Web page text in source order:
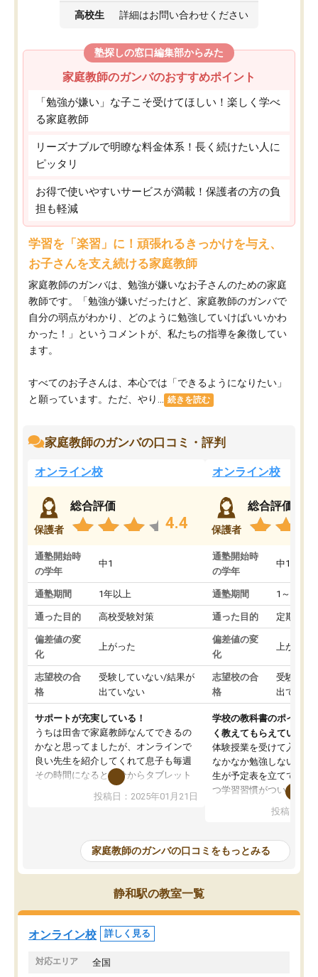
高校生 詳細はお問い合わせください
塾探しの窓口編集部からみた
家庭教師のガンバのおすすめポイント
「勉強が嫌い」な子こそ受けてほしい！楽しく学べ
る家庭教師
リーズナブルで明瞭な料金体系！長く続けたい人に
ピッタリ
お得で使いやすいサービスが満載！保護者の方の負
担も軽減
学習を「楽習」に！頑張れるきっかけを与え、
お子さんを支え続ける家庭教師
家庭教師のガンバは、勉強が嫌いなお子さんのための家庭
教師です。「勉強が嫌いだったけど、家庭教師のガンバで
自分の弱点がわかり、どのように勉強していけばいいかわ
かった！」というコメントが、私たちの指導を象徴してい
ます。
すべてのお子さんは、本心では「できるようになりたい」
と願っています。ただ、やり...
続きを読む
家庭教師のガンバの口コミ・評判
オンライン校
保護者
総合評価
4.4
通塾開始時
の学年
中1
通塾期間 1年以上
通った目的 高校受験対策
偏差値の変
化
上がった
志望校の合
格
受験していない/結果が
出ていない
サポートが充実している！
うちは田舎で家庭教師なんてできるの
かなと思ってましたが、オンラインで
良い先生を紹介してくれて息子も毎週
その時間になると自分からタブレット
を開いてzoomを繋げるようになりまし
た！5科目なんでもOKなのもとても気
めて1年ほどだった今では平均点以上の
科目が増えてきました！あと1年受験ま
であるので無料の週末教室を使用しな
がら頑張って欲しいと思います！
投稿日：2025年01月21日
オンライン校
保護者
総合評価
通塾開始時
の学年
中1
通塾期間 1～3ヵ月
通った目的 定期テス
偏差値の変
化
上がった
志望校の合
格
受験して
出ていな
学校の教科書のポイント
く教えてもらえている
体験授業を受けて入塾し
なかなか勉強しない息子
生が予定表を立ててくれ
つ学習習慣がついてきま
指導が無い日も予定表
問できるのでとても助か
投稿日：
家庭教師のガンバの口コミをもっとみる
静和駅の教室一覧
オンライン校 詳しく見る
対応エリア 全国